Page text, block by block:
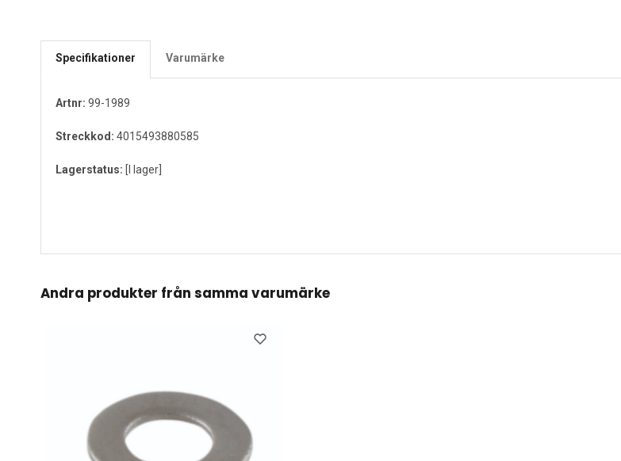
Specifikationer Varumärke
Artnr: 99-1989
Streckkod: 4015493880585
Lagerstatus: [I lager]
Andra produkter från samma varumärke